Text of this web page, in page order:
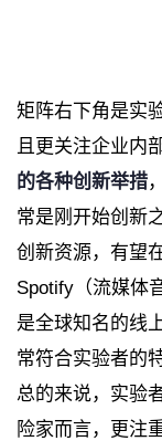
矩阵右下角是实
且更关注企业内
的各种创新举措
常是刚开始创新
创新资源，有望
Spotify （流媒体
是全球知名的线
常符合实验者的
总的来说，实验
险家而言，更注